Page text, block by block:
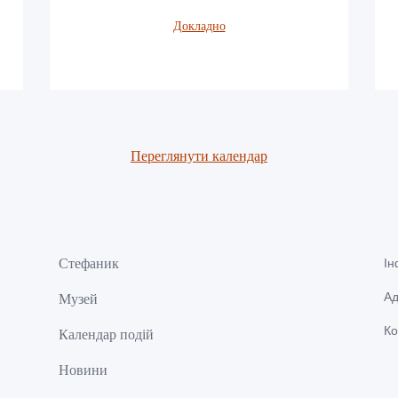
Докладно
Переглянути календар
Стефаник
Музей
Календар подій
Новини